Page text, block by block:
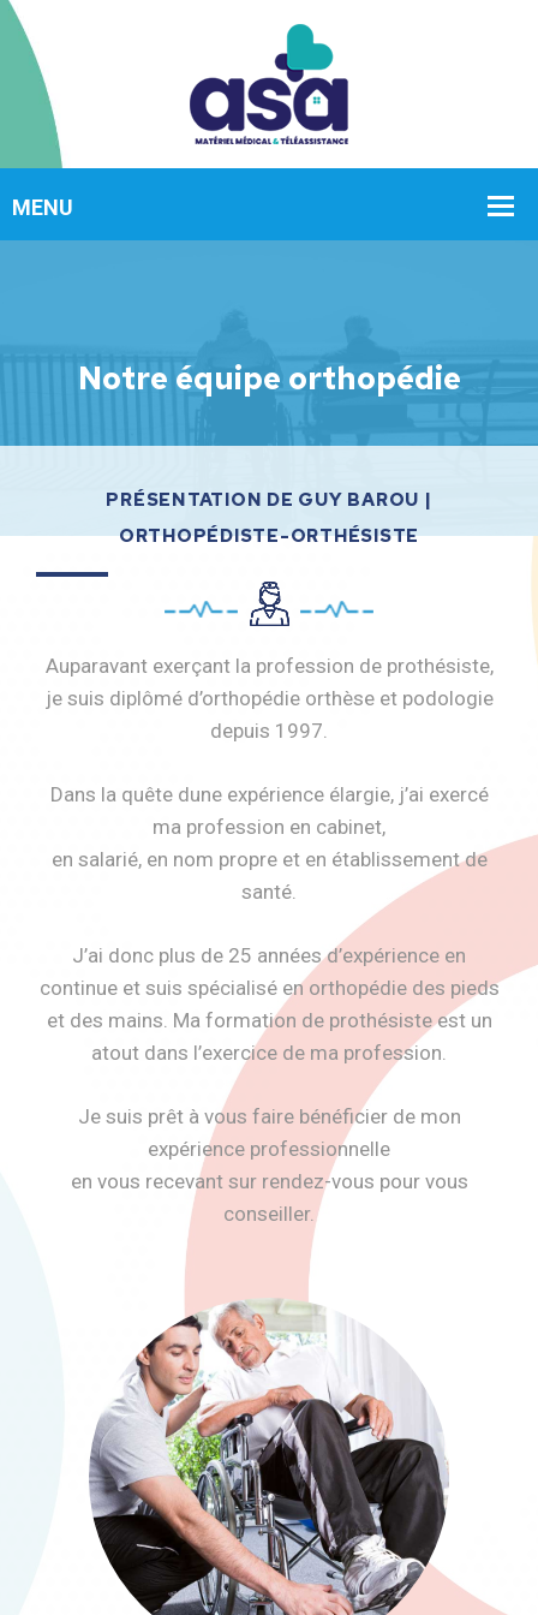
Notre équipe orthopédie
PRÉSENTATION DE GUY BAROU |
ORTHOPÉDISTE-ORTHÉSISTE
Auparavant exerçant la profession de prothésiste,
je suis diplômé d’orthopédie orthèse et podologie
depuis 1997.
Dans la quête dune expérience élargie, j’ai exercé
ma profession en cabinet,
en salarié, en nom propre et en établissement de
santé.
J’ai donc plus de 25 années d’expérience en
continue et suis spécialisé en orthopédie des pieds
et des mains. Ma formation de prothésiste est un
atout dans l’exercice de ma profession.
Je suis prêt à vous faire bénéficier de mon
expérience professionnelle
en vous recevant sur rendez-vous pour vous
conseiller.